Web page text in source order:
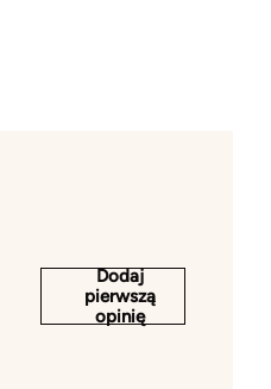
Dodaj
pierwszą
opinię